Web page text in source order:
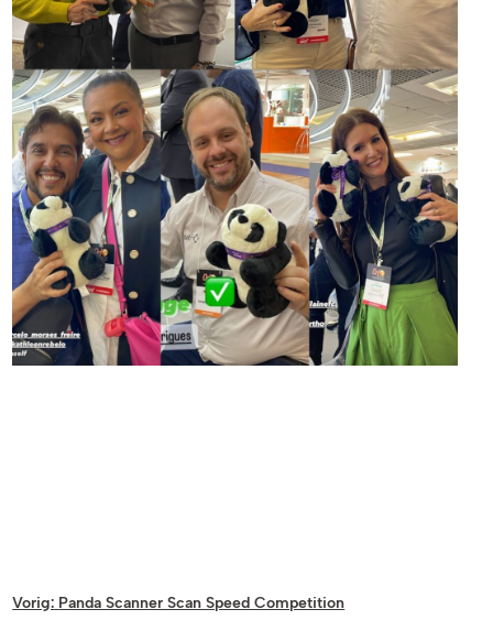
Vorig: Panda Scanner Scan Speed ​​Competition